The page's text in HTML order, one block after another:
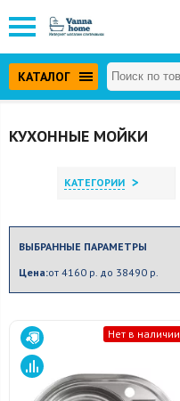
КАТАЛОГ
КУХОННЫЕ МОЙКИ
КАТЕГОРИИ >
ВЫБРАННЫЕ ПАРАМЕТРЫ
Цена:от 4160 р. до 38490 р.
Нет в наличии